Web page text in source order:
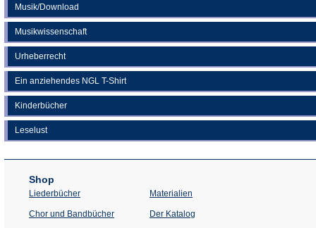
Musik/Download
Musikwissenschaft
Urheberrecht
Ein anziehendes NGL T-Shirt
Kinderbücher
Leselust
Shop
Liederbücher
Chor und Bandbücher
Materialien
Der Katalog